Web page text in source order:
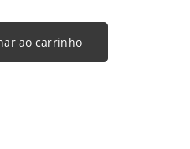
ao carrinho